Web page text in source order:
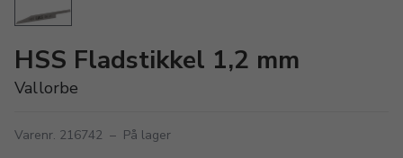
HSS Fladstikkel 1,2 mm
Vallorbe
Varenr. 216742 – På lager